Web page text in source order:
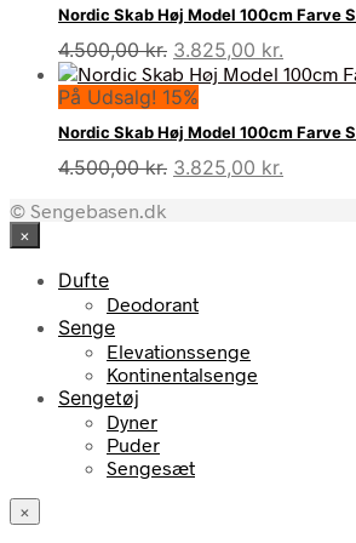
4.500,00 kr..
Nordic Skab Høj Model 100cm Farve
4.500,00kr. Den
oprindelige
pris
var:
4.500,00 kr..
3.825,00 kr.
aktuelle
er:
På Udsalg! 15%
Nordic Skab Høj Model 100cm Farve
4.500,00kr. Den
3.825,00 kr.
© Sengebasen.dk
×
Dufte
Deodorant
Senge
Elevationssenge
Kontinentalsenge
Sengetøj
Dyner
Puder
Sengesæt
×